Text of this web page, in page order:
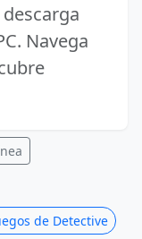
Navega
de Detective